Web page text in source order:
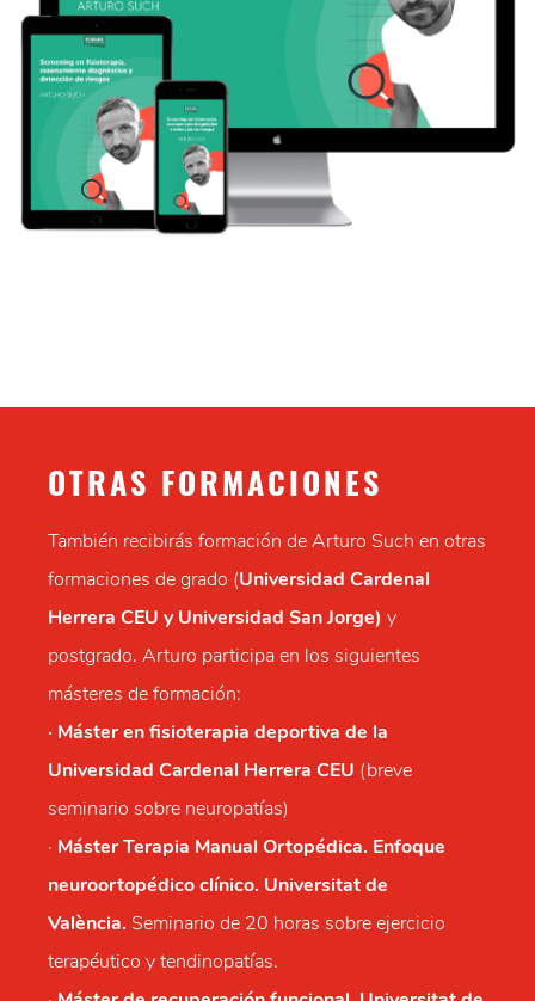
OTRAS FORMACIONES
También recibirás formación de Arturo Such en otras
formaciones de grado (Universidad Cardenal
Herrera CEU y Universidad San Jorge) y
postgrado. Arturo participa en los siguientes
másteres de formación:
· Máster en fisioterapia deportiva de la
Universidad Cardenal Herrera CEU (breve
seminario sobre neuropatías)
· Máster Terapia Manual Ortopédica. Enfoque
neuroortopédico clínico. Universitat de
València. Seminario de 20 horas sobre ejercicio
terapéutico y tendinopatías.